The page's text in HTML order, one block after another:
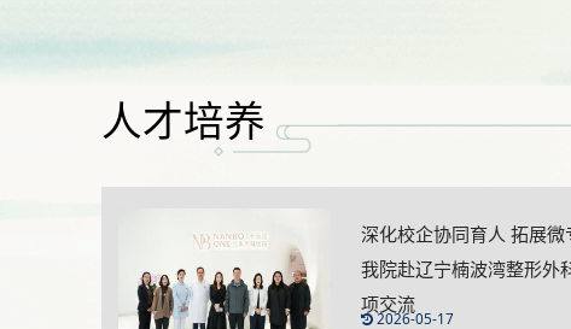
人才培养
深化校企协同育人 拓展
我院赴辽宁楠波湾整形外
项交流
2026-05-17